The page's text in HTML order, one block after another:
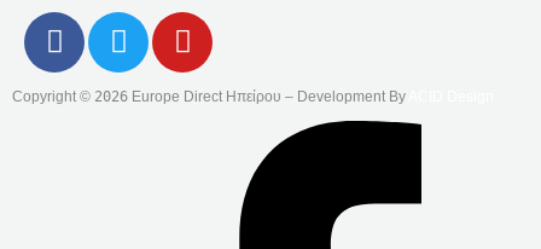
F
A
C
T
W
I
Y
O
U
Copyright © 2026 Europe Direct Ηπείρου – Development By